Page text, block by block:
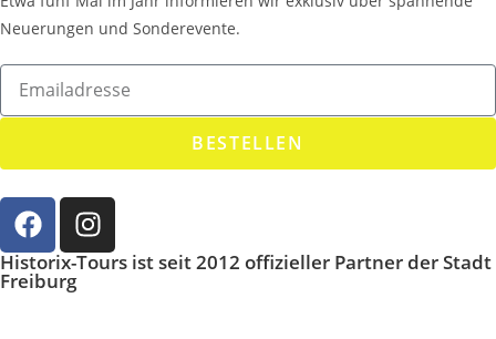
Neuerungen und Sonderevente.
BESTELLEN
Historix-Tours ist seit 2012 offizieller Partner der Stadt
Freiburg